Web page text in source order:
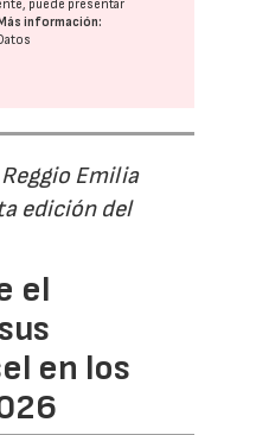
puede presentar
Más información:
Emilia
edición del
el
en los